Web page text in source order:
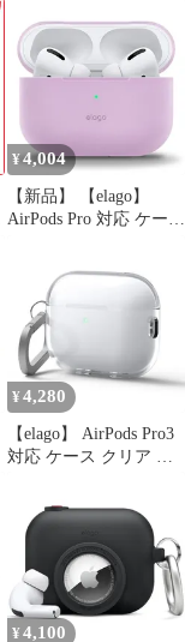
ンプル 頑丈ケース
AirPods Pro 3 エアポッ
ツプロ 第3世代 対応
elago LIQUID HYBRID
¥4,004
【新品】 【elago】
AirPods Pro 対応 ケース
ム ソフト ケースカバー
傷防止 保護 アクセサリ
ー [ Apple AirPodsPro
MWP22J/A エアーポッ
ズPro エアーポッズ 1
¥ 4,280
【elago】 AirPods Pro3
対応 ケース クリア 耐
付 おしゃれ カバー ワ
イヤレス充電 対応 シン
プル クリアケース [
AirPods Pro 3 エアーポ
ッズプロ3 エアポッツ
プロ 第3世代 対応 ]
case C
¥ 4,100